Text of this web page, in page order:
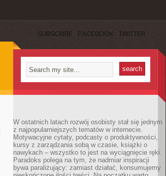
SUBSCRIBE FACEBOOK TWITTER
W ostatnich latach rozwój osobisty stał się jednym
z najpopularniejszych tematów w internecie.
Motywacyjne cytaty, podcasty o produktywności,
kursy z zarządzania sobą w czasie, książki o
nawykach – wszystko to jest na wyciągnięcie ręki.
Paradoks polega na tym, że nadmiar inspiracji
bywa paraliżujący: zamiast działać, konsumujemy